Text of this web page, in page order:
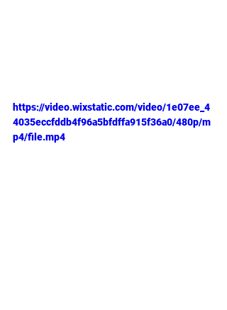
https://video.wixstatic.com/video/1e07ee_4
4035eccfddb4f96a5bfdffa915f36a0/480p/m
p4/file.mp4